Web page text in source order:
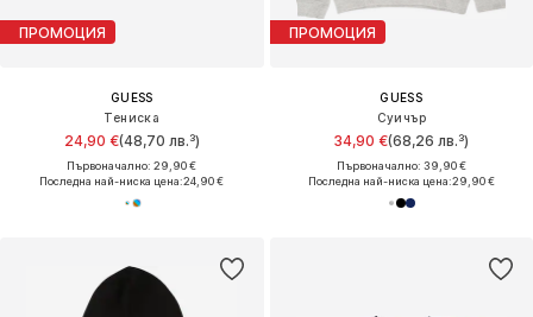
ПРОМОЦИЯ
GUESS
Тениска
24,90 €(48,70 лв.³)
Първоначално: 29,90 €
Последна най-ниска цена:24,90 €
ПРОМОЦИЯ
GUESS
Суичър
34,90 €(68,26 лв.³)
Първоначално: 39,90 €
Последна най-ниска цена:29,90 €